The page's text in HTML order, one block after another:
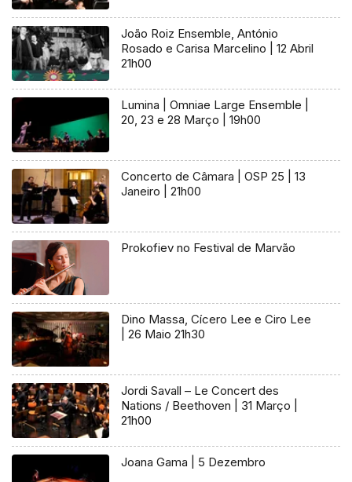
João Roiz Ensemble, António
Rosado e Carisa Marcelino | 12 Abril
21h00
Lumina | Omniae Large Ensemble |
20, 23 e 28 Março | 19h00
Concerto de Câmara | OSP 25 | 13
Janeiro | 21h00
Prokofiev no Festival de Marvão
Dino Massa, Cícero Lee e Ciro Lee
| 26 Maio 21h30
Jordi Savall – Le Concert des
Nations / Beethoven | 31 Março |
21h00
Joana Gama | 5 Dezembro